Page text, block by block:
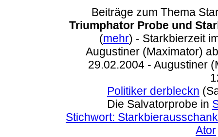
Beiträge zum Thema
Triumphator Probe und
(mehr) - Starkbierzeit
Augustiner (Maximator)
29.02.2004 - Augustiner
Politiker derbleckn
Die Salvatorprobe in
Stichwort: Starkbierausschank
Ator